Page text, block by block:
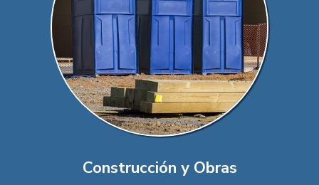
Construcción y Obras